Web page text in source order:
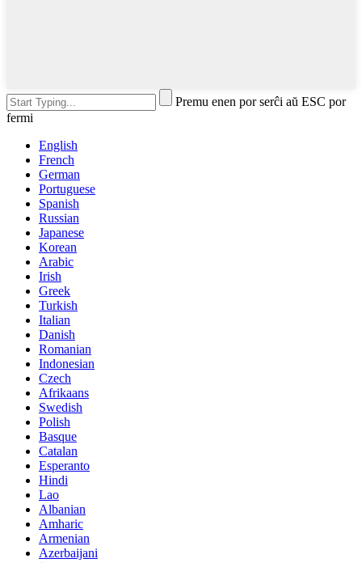
Premu enen por serĉi aŭ ESC por
fermi
English
French
German
Portuguese
Spanish
Russian
Japanese
Korean
Arabic
Irish
Greek
Turkish
Italian
Danish
Romanian
Indonesian
Czech
Afrikaans
Swedish
Polish
Basque
Catalan
Esperanto
Hindi
Lao
Albanian
Amharic
Armenian
Azerbaijani